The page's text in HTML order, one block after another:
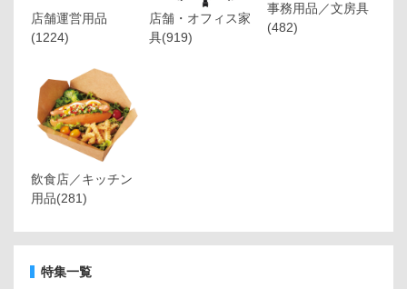
店舗運営用品
(1224)
店舗・オフィス家
具(919)
事務用品／文房具
(482)
飲食店／キッチン
用品(281)
特集一覧